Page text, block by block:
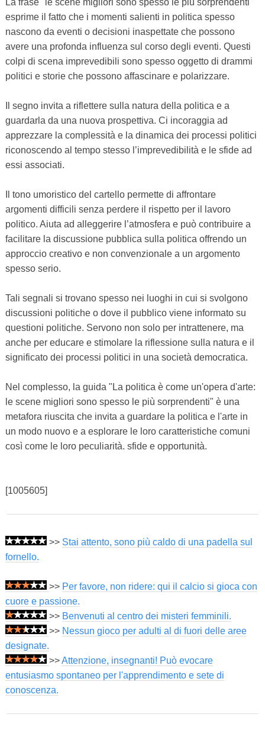
La frase "le scene migliori sono spesso le più sorprendenti"
esprime il fatto che i momenti salienti in politica spesso
nascono da eventi o decisioni inaspettate che possono
avere una profonda influenza sul corso degli eventi. Questi
colpi di scena imprevedibili sono spesso oggetto di drammi
politici e storie che possono affascinare e polarizzare.
Il segno invita a riflettere sulla natura della politica e a
guardarla da una nuova prospettiva. Ci incoraggia ad
apprezzare la complessità e la dinamica dei processi politici
riconoscendo al tempo stesso l’imprevedibilità e le sfide ad
essi associati.
Il tono umoristico del cartello permette di affrontare
argomenti difficili senza perdere il rispetto per il lavoro
politico. Aiuta ad alleggerire l’atmosfera e può contribuire a
facilitare la discussione pubblica sulla politica offrendo un
approccio creativo e non convenzionale a un argomento
spesso serio.
Tali segnali si trovano spesso nei luoghi in cui si svolgono
discussioni politiche o dove il pubblico viene informato su
questioni politiche. Servono non solo per intrattenere, ma
anche per educare e stimolare la riflessione sulla natura e il
significato dei processi politici in una società democratica.
Nel complesso, la guida "La politica è come un'opera d'arte:
le scene migliori sono spesso le più sorprendenti" è una
metafora riuscita che invita a guardare la politica e l'arte in
un modo nuovo e a esplorare le loro caratteristiche comuni
così come le loro peculiarità. sfide e opportunità.
[1005605]
>> Stai attento, sono più caldo di una padella sul
fornello.
>> Per favore, non ridere: qui il calcio si gioca con
cuore e passione.
>> Benvenuti al centro dei misteri femminili.
>> Nessun gioco per adulti al di fuori delle aree
designate.
>>Attenzione, insegnanti! Può evocare
entusiasmo spontaneo per l'apprendimento e sete di
conoscenza.